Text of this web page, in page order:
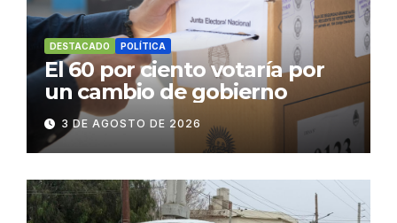
DESTACADO POLÍTICA
El 60 por ciento votaría por
un cambio de gobierno
3 DE AGOSTO DE 2026